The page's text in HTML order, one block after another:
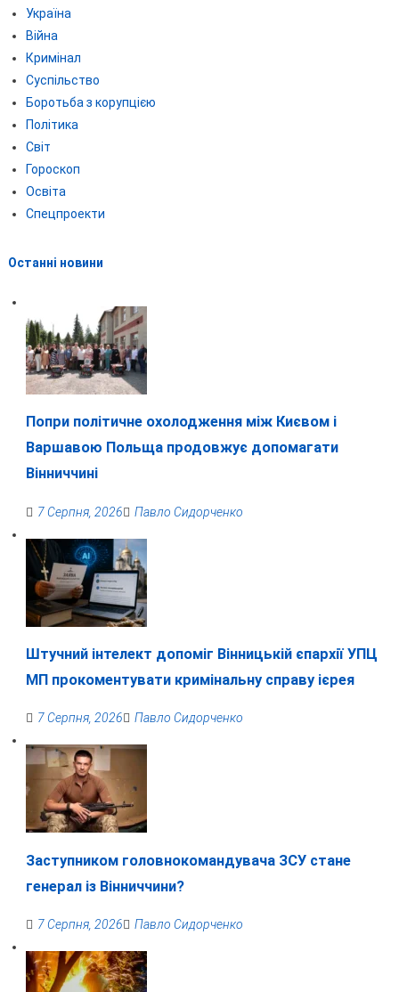
Україна
Війна
Кримінал
Суспільство
Боротьба з корупцією
Політика
Світ
Гороскоп
Освіта
Спецпроекти
Останні новини
Попри політичне охолодження між Києвом і
Варшавою Польща продовжує допомагати
Вінниччині
7 Серпня, 2026 Павло Сидорченко
Штучний інтелект допоміг Вінницькій єпархії УПЦ
МП прокоментувати кримінальну справу ієрея
7 Серпня, 2026 Павло Сидорченко
Заступником головнокомандувача ЗСУ стане
генерал із Вінниччини?
7 Серпня, 2026 Павло Сидорченко